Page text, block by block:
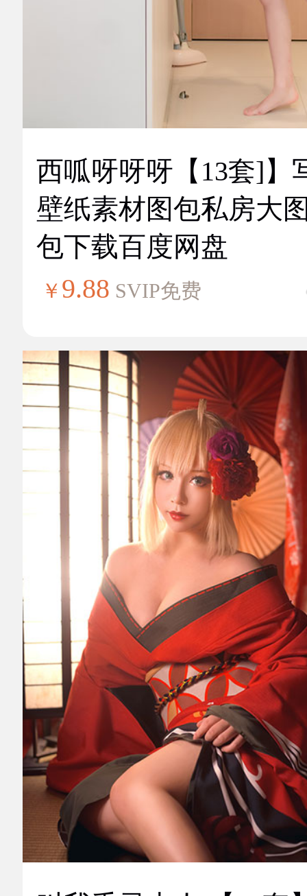
西呱呀呀呀【13套]】
壁纸素材图包私房大
包下载百度网盘
￥ 9.88 SVIP免费